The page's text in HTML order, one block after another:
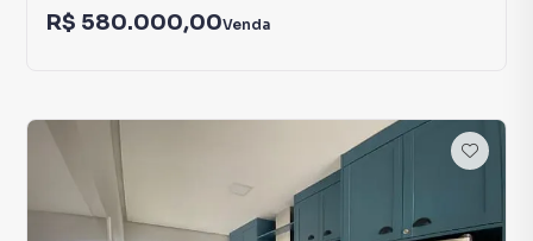
R$ 580.000,00Venda